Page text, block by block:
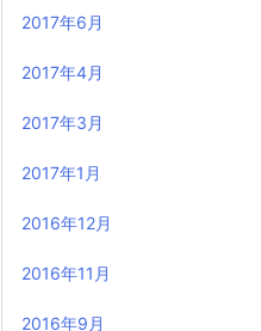
2017年6月
2017年4月
2017年3月
2017年1月
2016年12月
2016年11月
2016年9月